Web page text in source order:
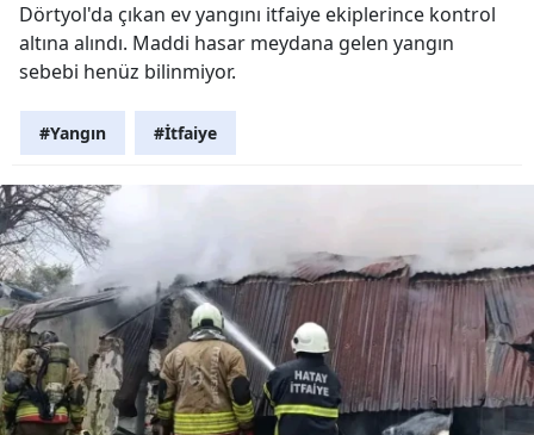
Dörtyol'da çıkan ev yangını itfaiye ekiplerince kontrol
altına alındı. Maddi hasar meydana gelen yangın
sebebi henüz bilinmiyor.
#Yangın #İtfaiye